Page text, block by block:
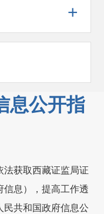
+
息公开指
法获取西藏证监局证
息）
，提高工作透
民共和国政府信息公